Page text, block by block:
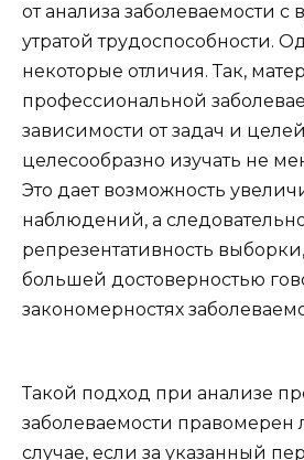
от анализа заболеваемости с
утратой трудоспособности.
некоторые отличия. Так,
профессиональной
зависимости от задач и
целесообразно изучать не
Это дает возможность
наблюдений, а
репрезентативность
большей достоверностью
закономерностях
Такой подход при анализе
заболеваемости правомерен
случае, если за указанный